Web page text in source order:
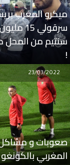
ميكرو المغرب
سرقولي 15
سنتيم من المحل
!
صعوبات و مشاكل
المغربي
23/03/2022